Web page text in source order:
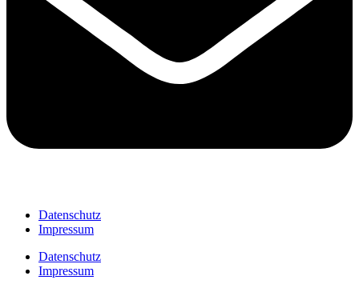
Datenschutz
Impressum
Datenschutz
Impressum